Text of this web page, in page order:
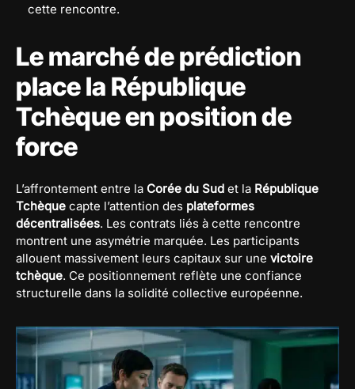
cette rencontre.
Le marché de prédiction
place la République
Tchèque en position de
force
L’affrontement entre la Corée du Sud et la République
Tchèque capte l’attention des plateformes
décentralisées. Les contrats liés à cette rencontre
montrent une asymétrie marquée. Les participants
allouent massivement leurs capitaux sur une victoire
tchèque. Ce positionnement reflète une confiance
structurelle dans la solidité collective européenne.